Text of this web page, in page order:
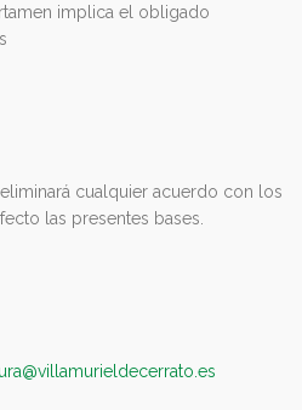
implica el obligado
cualquier acuerdo con los
las presentes bases.